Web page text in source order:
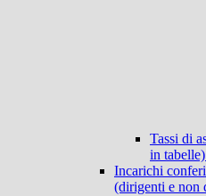
Tassi di
in tabelle)
Incarichi
(dirigenti e non